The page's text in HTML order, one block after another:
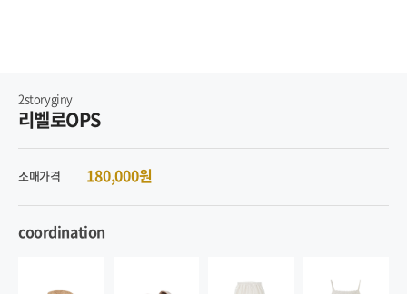
2storyginy
리벨로OPS
소매가격 180,000원
coordination